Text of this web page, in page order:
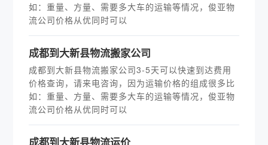
如：重量、方量、需要多大车的运输等情况，俊亚物
流公司价格从优同时可以
成都到大新县物流搬家公司
成都到大新县物流搬家公司3-5天可以快速到达费用
价格查询，请来电咨询，因为运输价格的组成很多比
如：重量、方量、需要多大车的运输等情况，俊亚物
流公司价格从优同时可以
成都到大新县物流运价